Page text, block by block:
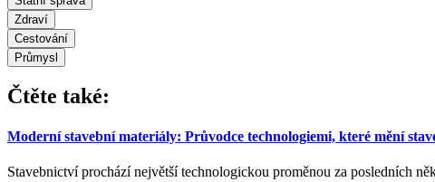
Zdraví
Cestování
Průmysl
Čtěte také:
Moderní stavební materiály: Průvodce technologiemi, které mění
Stavebnictví prochází největší technologickou proměnou za posledních